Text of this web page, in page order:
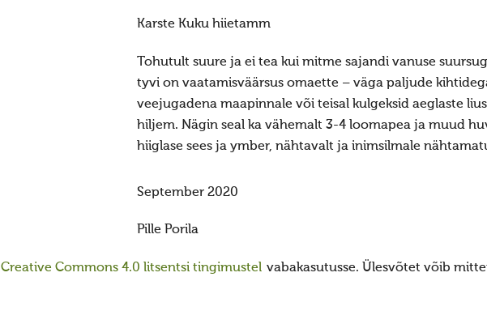
Karste Kuku hiietamm
Tohutult suure ja ei tea kui mitme sajandi vanuse
tyvi on vaatamisväärsus omaette – väga paljude
veejugadena maapinnale või teisal kulgeksid aeglaste
hiljem. Nägin seal ka vähemalt 3-4 loomapea ja muud
hiiglase sees ja ymber, nähtavalt ja inimsilmale
September 2020
Pille Porila
Creative Commons 4.0 litsentsi tingimustel vabakasutusse. Ülesvõtet võib